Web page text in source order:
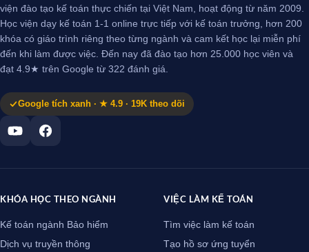
viện đào tạo kế toán thực chiến tại Việt Nam, hoạt động từ năm 2009.
Học viện dạy kế toán 1-1 online trực tiếp với kế toán trưởng, hơn 200
khóa có giáo trình riêng theo từng ngành và cam kết học lại miễn phí
đến khi làm được việc. Đến nay đã đào tạo hơn 25.000 học viên và
đạt 4.9★ trên Google từ 322 đánh giá.
Google tích xanh · ★ 4.9 · 19K theo dõi
KHÓA HỌC THEO NGÀNH
Kế toán ngành Bảo hiểm
Dịch vụ truyền thông
VIỆC LÀM KẾ TOÁN
Tìm việc làm kế toán
Tạo hồ sơ ứng tuyển